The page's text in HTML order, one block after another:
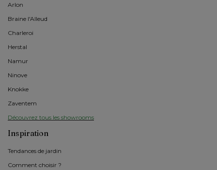
Arlon
Braine l'Alleud
Charleroi
Herstal
Namur
Ninove
Knokke
Zaventem
Découvrez tous les showrooms
Inspiration
Tendances de jardin
Comment choisir ?